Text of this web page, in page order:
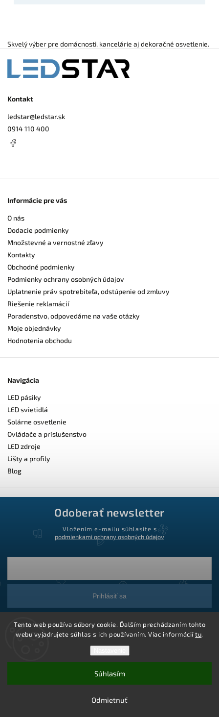
Tento web používa súbory cookie. Ďalším prechádzaním tohto
webu vyjadrujete súhlas s ich používaním. Viac informáciítu.
Odmietnuť
Súhlasím
Skvelý výber pre domácnosti, kancelárie aj dekoračné osvetlenie.
Kontakt
ledstar@ledstar.sk
0914 110 400
Informácie pre vás
O nás
Dodacie podmienky
Množstevné a vernostné zľavy
Kontakty
Obchodné podmienky
Podmienky ochrany osobných údajov
Uplatnenie práv spotrebiteľa, odstúpenie od zmluvy
Riešenie reklamácií
Poradenstvo, odpovedáme na vaše otázky
Moje objednávky
Hodnotenia obchodu
Navigácia
LED pásiky
LED svietidlá
Solárne osvetlenie
Ovládače a príslušenstvo
LED zdroje
Lišty a profily
Blog
Odoberať newsletter
Vložením e-mailu súhlasíte s
podmienkami ochrany osobných údajov
Prihlásiť sa
Vytvoril Shoptet